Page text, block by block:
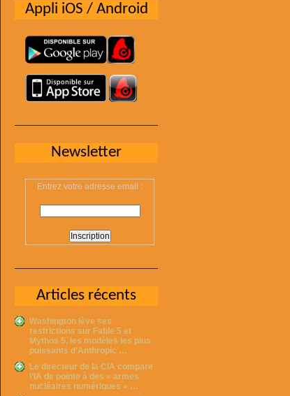
Appli iOS / Android
Newsletter
Entrez votre adresse email :
Articles récents
Washington lève ses
restrictions sur Fable 5 et
Mythos 5, les modèles les plus
puissants d’Anthropic …
Le directeur de la CIA compare
l’IA de pointe à des « armes
nucléaires numériques » …